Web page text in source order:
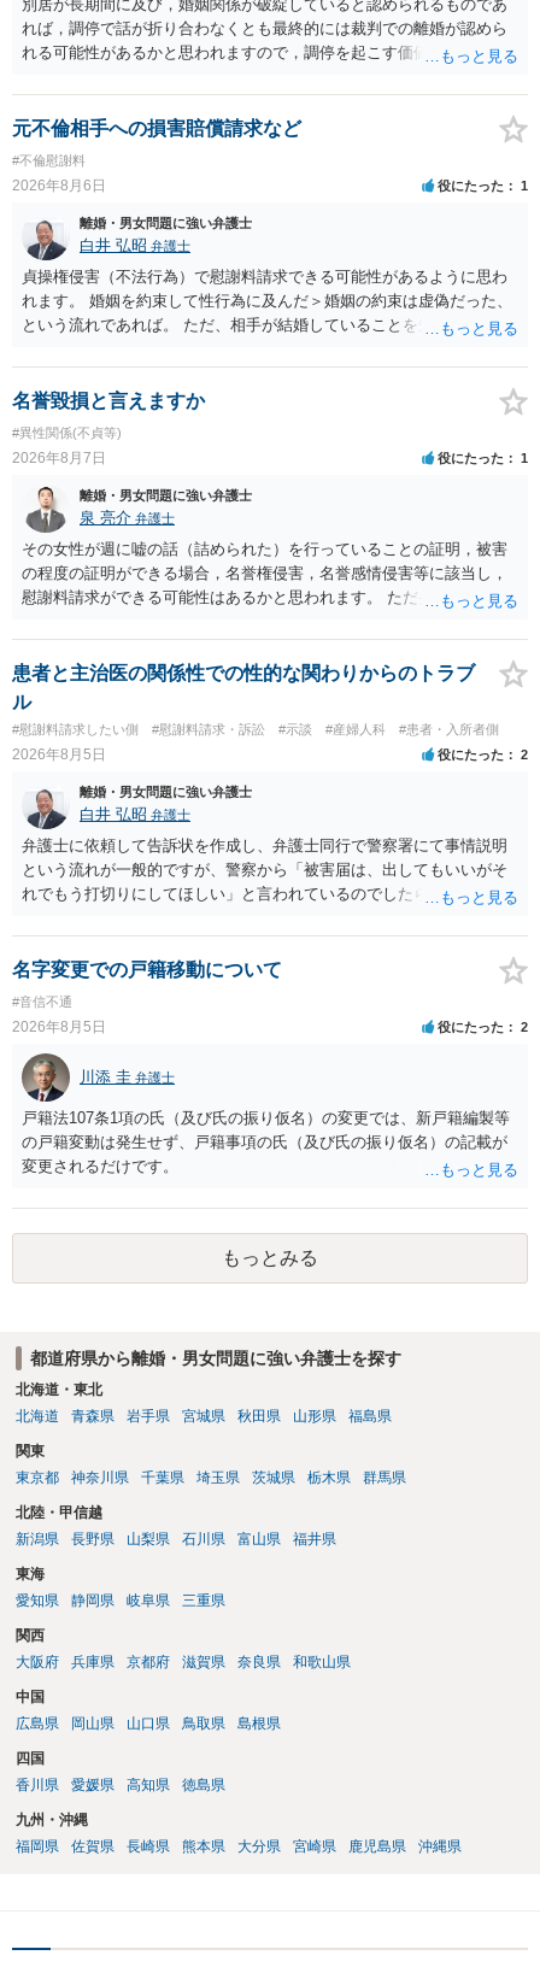
別居が長期間に及び，婚姻関係が破綻していると認められるものであ
れば，調停で話が折り合わなくとも最終的には裁判での離婚が認めら
れる可能性があるかと思われますので，調停を起こす価値はあるよう
は調停が成立するということはないため，相手が合意するメリットを
だしてでも調停で終わらせるよう努めるのか，裁判離婚を見据えて調
停での離婚に固執しないかいずれかの対応は必要となるかと思われま
す。 お一人で対応するのは難しい側面もありますので弁護士を立てる
ことを検討されると良いかと思われます。
元不倫相手への損害賠償請求など
#不倫慰謝料
2026年8月6日 役にたった 1
離婚・男女問題に強い弁護士
白井 弘昭 弁護士
貞操権侵害（不法行為）で慰謝料請求できる可能性があるように思わ
れます。 婚姻を約束して性行為に及んだ＞婚姻の約束は虚偽だった、
という流れであれば。 ただ、相手が結婚していることを知って行為に
性も認められそうですので、あまり慰謝料は高額にならないように思
われます。 一度、最寄りの弁護士に相談してみてください。
名誉毀損と言えますか
#異性関係(不貞等)
2026年8月7日 役にたった 1
離婚・男女問題に強い弁護士
泉 亮介 弁護士
その女性が週に嘘の話（詰められた）を行っていることの証明，被害
の程度の証明ができる場合，名誉権侵害，名誉感情侵害等に該当し，
慰謝料請求ができる可能性はあるかと思われます。 ただ弁護士費用を
た方が良いでしょう。
患者と主治医の関係性での性的な関わりからのトラブ
ル
#慰謝料請求したい側 #慰謝料請求・訴訟 #示談 #産婦人科 #患者・入所者側
2026年8月5日 役にたった 2
離婚・男女問題に強い弁護士
白井 弘昭 弁護士
弁護士に依頼して告訴状を作成し、弁護士同行で警察署にて事情説明
という流れが一般的ですが、警察から「被害届は、出してもいいがそ
れでもう打切りにしてほしい」と言われているのでしたら、あまり結
検察庁に訴えるのもありかもしれないですが、実際に捜査をするの
は、結局所轄だと思われますので、やはり結論は変わらないかもしれ
ないです。 一度、最寄りの「刑事に強い」とうたっている弁護士に相
談してみてはいかがでしょうか。 以上、ご参考まで。
名字変更での戸籍移動について
#音信不通
2026年8月5日 役にたった 2
川添 圭 弁護士
戸籍法107条1項の氏（及び氏の振り仮名）の変更では、新戸籍編製等
の戸籍変動は発生せず、戸籍事項の氏（及び氏の振り仮名）の記載が
変更されるだけです。
もっとみる
都道府県から離婚・男女問題に強い弁護士を探す
北海道・東北
北海道
青森県 岩手県 宮城県 秋田県 山形県 福島県
関東
東京都
神奈川県 千葉県 埼玉県 茨城県 栃木県 群馬県
北陸・甲信越
新潟県
長野県 山梨県 石川県 富山県 福井県
東海
愛知県
静岡県 岐阜県 三重県
関西
大阪府
兵庫県 京都府 滋賀県 奈良県 和歌山県
中国
広島県
岡山県 山口県 鳥取県 島根県
四国
香川県
愛媛県 高知県 徳島県
九州・沖縄
福岡県
佐賀県 長崎県 熊本県 大分県 宮崎県 鹿児島県 沖縄県